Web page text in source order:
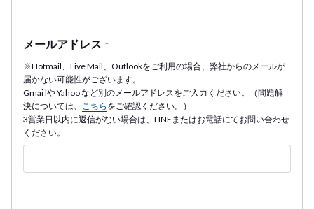
メールアドレス *
※Hotmail、Live Mail、Outlookをご利用の場合、弊社からのメールが
届かない可能性がございます。
Gmai lや Yahoo など別のメールアドレスをご入力ください。（問題解
決については、
こちら をご確認ください。）
3営業日以内に返信がない場合は、LINEまたはお電話にてお問い合わせ
ください。